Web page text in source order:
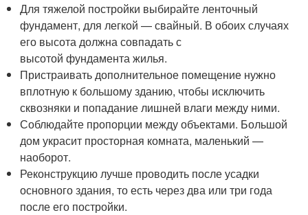
Для тяжелой постройки выбирайте ленточный
фундамент, для легкой — свайный. В обоих случаях
его высота должна совпадать с
высотой фундамента жилья.
Пристраивать дополнительное помещение нужно
вплотную к большому зданию, чтобы исключить
сквозняки и попадание лишней влаги между ними.
Соблюдайте пропорции между объектами. Большой
дом украсит просторная комната, маленький —
наоборот.
Реконструкцию лучше проводить после усадки
основного здания, то есть через два или три года
после его постройки.